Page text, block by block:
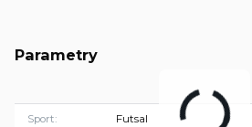
Parametry
Sport Futsal